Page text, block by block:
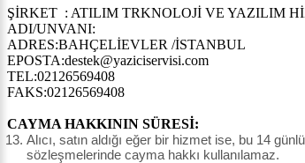
ŞİRKET : ATILIM TRKNOLOJİ VE YAZILIM
ADI/UNVANI:
ADRES:BAHÇELİEVLER /İSTANBUL
EPOSTA:destek@yaziciservisi.com
TEL:02126569408
FAKS:02126569408
CAYMA HAKKININ SÜRESİ:
Alıcı, satın aldığı eğer bir hizmet ise, bu 14
sözleşmelerinde cayma hakkı kullanılamaz.